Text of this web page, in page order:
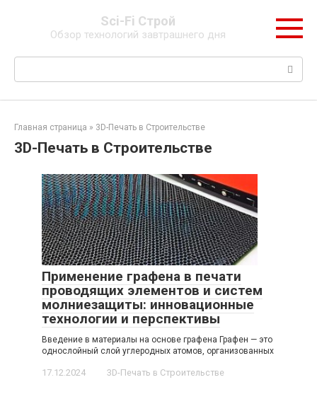
Sci-Fi Строй
Обзор технологий завтрашнего дня
Поиск:
Главная страница » 3D-Печать в Строительстве
3D-Печать в Строительстве
Применение графена в печати
проводящих элементов и систем
молниезащиты: инновационные
технологии и перспективы
Введение в материалы на основе графена Графен — это
однослойный слой углеродных атомов, организованных
17.12.2024 3D-Печать в Строительстве